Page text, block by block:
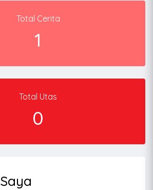
Total Cerita
1
Total Utas
0
Saya